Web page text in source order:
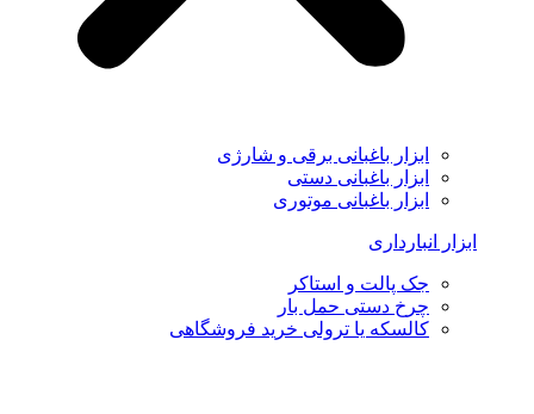
ابزار باغبانی برقی و شارژی
ابزار باغبانی دستی
ابزار باغبانی موتوری
ابزار انبارداری
جک پالت و استاکر
چرخ دستی حمل بار
کالسکه یا ترولی خرید فروشگاهی